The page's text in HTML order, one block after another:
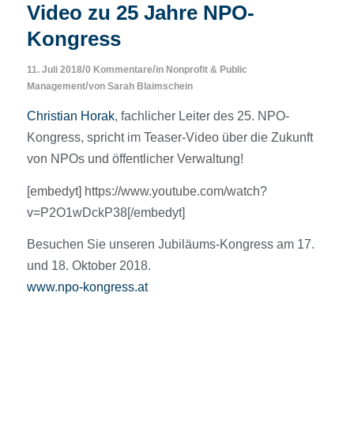
Video zu 25 Jahre NPO-
Kongress
11. Juli 2018/0 Kommentare/in Nonprofit & Public
Management/von Sarah Blaimschein
Christian Horak, fachlicher Leiter des 25. NPO-
Kongress, spricht im Teaser-Video über die Zukunft
von NPOs und öffentlicher Verwaltung!
[embedyt] https://www.youtube.com/watch?
v=P2O1wDckP38[/embedyt]
Besuchen Sie unseren Jubiläums-Kongress am 17.
und 18. Oktober 2018.
www.npo-kongress.at